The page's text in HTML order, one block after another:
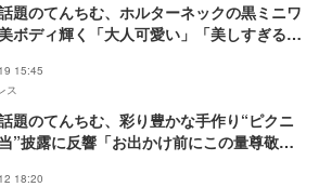
題のてんちむ、ホルターネックの黒ミニワ
ボディ輝く「大人可愛い」「美しすぎる」
15:45
ス
題のてんちむ、彩り豊かな手作り“ピクニ
”披露に反響「お出かけ前にこの量尊敬す
18:20